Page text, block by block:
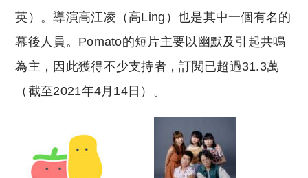
英）。導演高江凌（高Ling）也是其中一個有名的
幕後人員。Pomato的短片主要以幽默及引起共鳴
為主，因此獲得不少支持者，訂閱已超過31.3萬
（截至2021年4月14日）。